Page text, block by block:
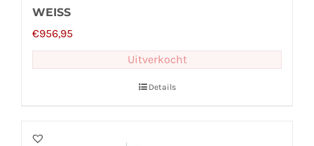
WEISS
€956,95
Uitverkocht
Details